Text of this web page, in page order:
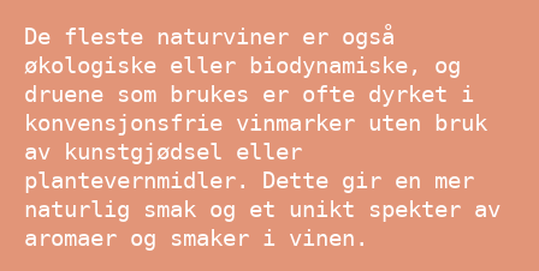
De fleste naturviner er også
økologiske eller biodynamiske, og
druene som brukes er ofte dyrket i
konvensjonsfrie vinmarker uten bruk
av kunstgjødsel eller
plantevernmidler. Dette gir en mer
naturlig smak og et unikt spekter av
aromaer og smaker i vinen.